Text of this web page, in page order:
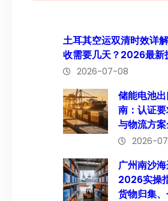
土耳其空运双清时效详
收需要几天？2026最新
2026-07-08
储能电池
南：认证
与物流方
2026-
广州南沙
2026实操
货物归集